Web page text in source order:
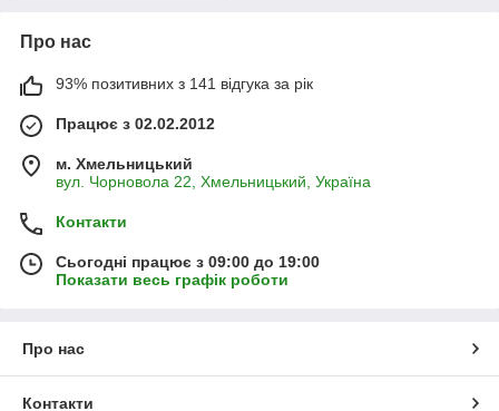
Про нас
93% позитивних з 141 відгука за рік
Працює з 02.02.2012
м. Хмельницький
вул. Чорновола 22, Хмельницький, Україна
Контакти
Сьогодні працює з 09:00 до 19:00
Показати весь графік роботи
Про нас
Контакти